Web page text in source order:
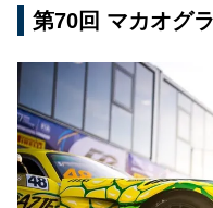
第70回 マカオグ